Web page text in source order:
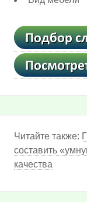
Читайте также:
составить
качества